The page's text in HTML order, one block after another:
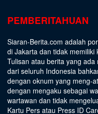
PEMBERITAHUAN
Siaran-Berita.com adalah
di Jakarta dan tidak
Tulisan atau berita yang
dari seluruh Indonesia
dengan oknum yang meng-
dengan mengaku sebagai
wartawan dan tidak
Kartu Pers atau Press ID